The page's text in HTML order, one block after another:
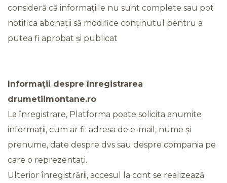
consideră că informațiile nu sunt complete sau pot
notifica abonații să modifice conținutul pentru a
putea fi aprobat și publicat
Informații despre înregistrarea
drumetiimontane.ro
La înregistrare, Platforma poate solicita anumite
informații, cum ar fi: adresa de e-mail, nume și
prenume, date despre dvs sau despre compania pe
care o reprezentați.
Ulterior înregistrării, accesul la cont se realizează